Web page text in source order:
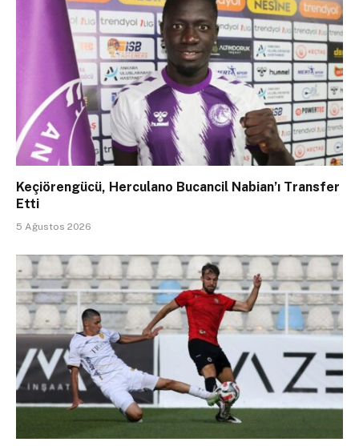
Keçiörengücü, Herculano Bucancil Nabian’ı Transfer
Etti
5 Ağustos 2026